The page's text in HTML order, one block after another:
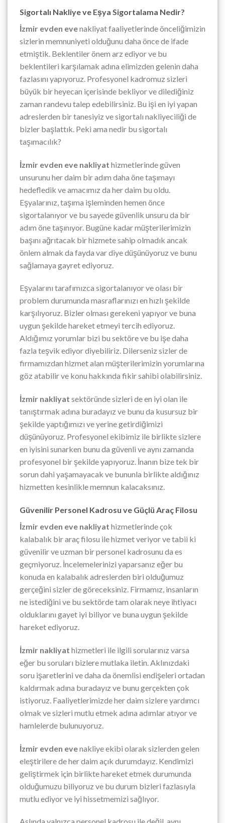
Sigortalı Nakliye ve Eşya Sigortalama Nedir?
İzmir evden evenakliyat faaliyetlerinde önceliğimizin
sizlerin memnuniyeti olduğunu daha önce de ifade
etmiştik. Beklentiler önem arz ediyor ve bu
beklentileri karşılamak adına elimizden gelenin daha
fazlasını yapıyoruz. Profesyonel kadromuz sizleri
büyük bir heyecan içerisinde bekliyor ve dilediğiniz
zaman randevu talep edebilirsiniz. Bu işi en iyi yapan
adreslerden bir tanesiyiz ve sigortalı nakliyeciliği de
bizler başlattık. Peki ama nedir bu sigortalı
taşımacılık?
İzmir evden eve nakliyat hizmetlerinde güven
unsurunu her daim bir adım daha öne taşımayı
hedefledik ve amacımız da her daim bu oldu.
Eşyalarınız, taşıma işleminden hemen önce
sigortalanıyor ve bu sayede güvenlik unsuru da bir
adım öne taşınıyor. Bugüne kadar müşterilerimizin
başını ağrıtacak bir hizmete sahip olmadık ancak
önlem almak da fayda var diye düşünüyoruz ve bunu
sağlamaya gayret ediyoruz.
Eşyalarını tarafımızca sigortalanıyor ve olası bir
problem durumunda masraflarınızı en hızlı şekilde
karşılıyoruz. Bizler olması gerekeni yapıyor ve buna
uygun şekilde hareket etmeyi tercih ediyoruz.
Aldığımız yorumlar bizi bu sektöre ve bu işe daha
fazla teşvik ediyor diyebiliriz. Dilerseniz sizler de
firmamızdan hizmet alan müşterilerimizin yorumlarına
göz atabilir ve konu hakkında fikir sahibi olabilirsiniz.
İzmir nakliyat sektöründe sizleri de en iyi olan ile
tanıştırmak adına buradayız ve bunu da kusursuz bir
şekilde yaptığımızı ve yerine getirdiğimizi
düşünüyoruz. Profesyonel ekibimiz ile birlikte sizlere
en iyisini sunarken bunu da güvenli ve aynı zamanda
profesyonel bir şekilde yapıyoruz. İnanın bize tek bir
sorun dahi yaşamayacak ve bununla birlikte aldığınız
hizmetten kesinlikle memnun kalacaksınız.
Güvenilir Personel Kadrosu ve Güçlü Araç Filosu
İzmir evden eve nakliyat hizmetlerinde çok
kalabalık bir araç filosu ile hizmet veriyor ve tabii ki
güvenilir ve uzman bir personel kadrosunu da es
geçmiyoruz. İncelemelerinizi yaparsanız eğer bu
konuda en kalabalık adreslerden biri olduğumuz
gerçeğini sizler de göreceksiniz. Firmamız, insanların
ne istediğini ve bu sektörde tam olarak neye ihtiyacı
olduklarını gayet iyi biliyor ve buna uygun şekilde
hareket ediyoruz.
İzmir nakliyat hizmetleri ile ilgili sorularınız varsa
eğer bu soruları bizlere mutlaka iletin. Aklınızdaki
soru işaretlerini ve daha da önemlisi endişeleri ortadan
kaldırmak adına buradayız ve bunu gerçekten çok
istiyoruz. Faaliyetlerimizde her daim sizlere yardımcı
olmak ve sizleri mutlu etmek adına adımlar atıyor ve
hamlelerde bulunuyoruz.
İzmir evden evenakliye ekibi olarak sizlerden gelen
eleştirilere de her daim açık durumdayız. Kendimizi
geliştirmek için birlikte hareket etmek durumunda
olduğumuzu biliyoruz ve bu durum bizleri fazlasıyla
mutlu ediyor ve iyi hissetmemizi sağlıyor.